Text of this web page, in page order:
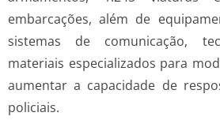
embarcações, além de
sistemas de comunicação,
materiais especializados para
aumentar a capacidade de
policiais.